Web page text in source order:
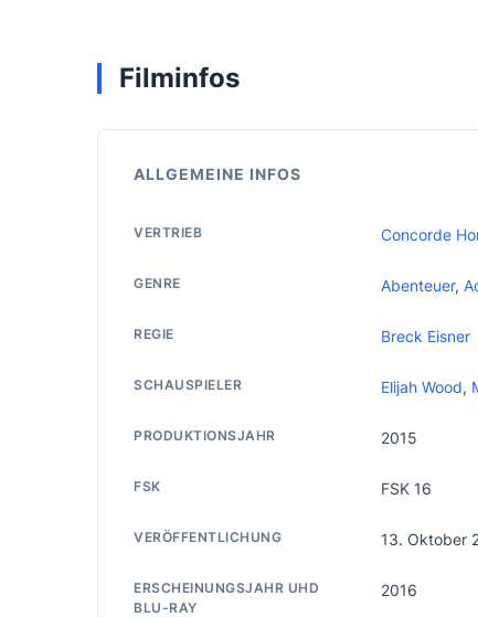
Filminfos
ALLGEMEINE INFOS
VERTRIEB Concorde
GENRE Abenteuer,
REGIE Breck Eisner
SCHAUSPIELER Elijah Wood,
PRODUKTIONSJAHR 2015
FSK FSK 16
VERÖFFENTLICHUNG 13. Oktober
ERSCHEINUNGSJAHR UHD
BLU-RAY
2016